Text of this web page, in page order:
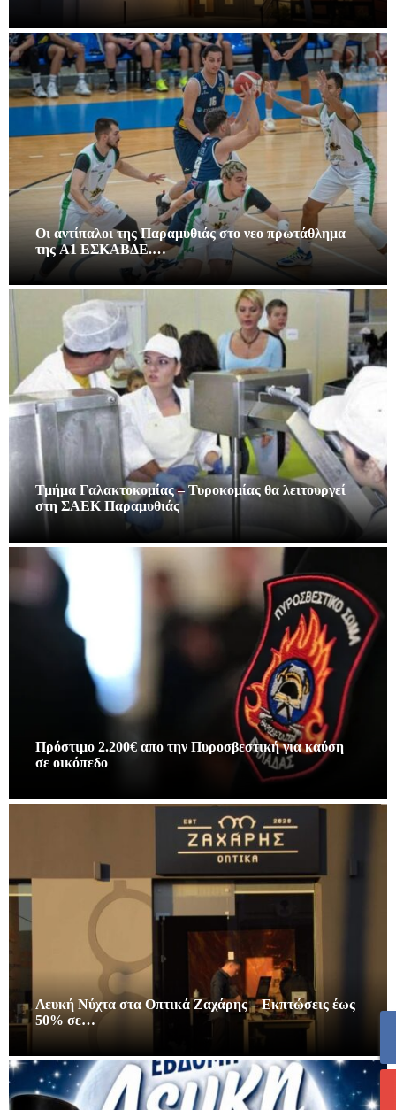
Οι αντίπαλοι της Παραμυθιάς στο νεο πρωτάθλημα
της A1 ΕΣΚΑΒΔΕ.…
Τμήμα Γαλακτοκομίας – Τυροκομίας θα λειτουργεί
στη ΣΑΕΚ Παραμυθιάς
Πρόστιμο 2.200€ απο την Πυροσβεστική για καύση
σε οικόπεδο
Λευκή Νύχτα στα Οπτικά Ζαχάρης – Εκπτώσεις έως
50% σε…